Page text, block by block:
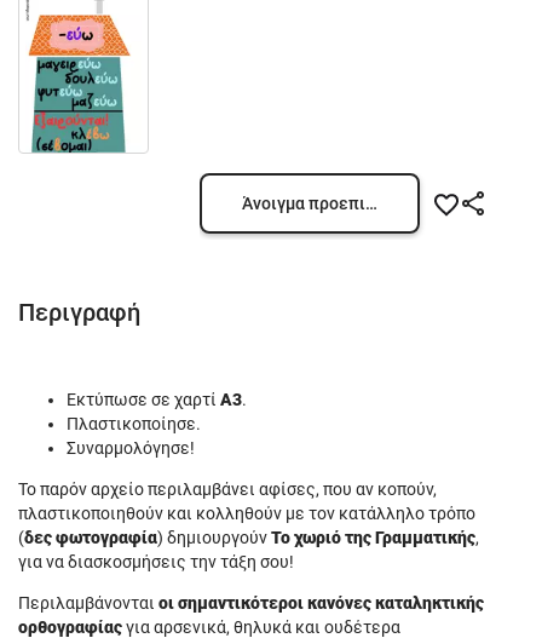
Άνοιγμα προεπισκόπησης
Περιγραφή
Εκτύπωσε σε χαρτί Α3.
Πλαστικοποίησε.
Συναρμολόγησε!
Το παρόν αρχείο περιλαμβάνει αφίσες, που αν κοπούν,
πλαστικοποιηθούν και κολληθούν με τον κατάλληλο τρόπο
(δες φωτογραφία) δημιουργούνΤο χωριό της Γραμματικής,
για να διασκοσμήσεις την τάξη σου!
Περιλαμβάνονται οι σημαντικότεροι κανόνες καταληκτικής
ορθογραφίαςγια αρσενικά, θηλυκά και ουδέτερα